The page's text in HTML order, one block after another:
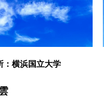
：横浜国立大学